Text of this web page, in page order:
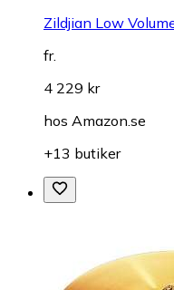
Zildjian Low
fr.
4 229 kr
hos Amazon.se
+13 butiker